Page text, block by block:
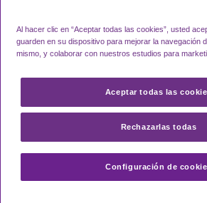
Stores the number of child
booking.
179 Días
Al hacer clic en “Aceptar todas las cookies”, usted
guarden en su dispositivo para mejorar la navegación
mismo, y colaborar con nuestros estudios para
Rechazarlas todas
Aceptar todas las
Configuración de